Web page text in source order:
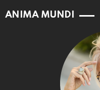
ANIMA MUNDI